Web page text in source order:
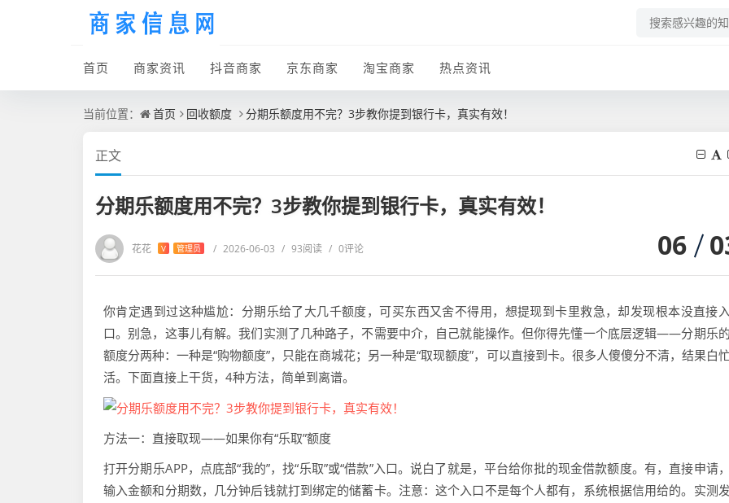
首页 商家资讯 抖音商家 京东商家 淘宝商家 热点资讯
当前位置： 首页 回收额度 分期乐额度用不完？3步教你提到银行卡，真实有效！
正文
分期乐额度用不完？3步教你提到银行卡，真实有效！
花花 V 管理员 / 2026-06-03 / 93阅读 / 0评论 06
你肯定遇到过这种尴尬：分期乐给了大几千额度，可买东西又舍不得用，想提现到卡里救急，却发现根本没直接入
口。别急，这事儿有解。我们实测了几种路子，不需要中介，自己就能操作。但你得先懂一个底层逻辑——分期乐的
额度分两种：一种是“购物额度”，只能在商城花；另一种是“取现额度”，可以直接到卡。很多人傻傻分不清，结果白
活。下面直接上干货，4种方法，简单到离谱。
方法一：直接取现——如果你有“乐取”额度
打开分期乐APP，点底部“我的”，找“乐取”或“借款”入口。说白了就是，平台给你批的现金借款额度。有，直接申请，
输入金额和分期数，几分钟后钱就打到绑定的储蓄卡。注意：这个入口不是每个人都有，系统根据信用给的。实测发